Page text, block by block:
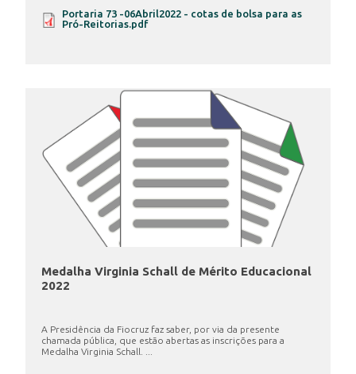
Portaria 73 -06Abril2022 - cotas de bolsa para as
Pró-Reitorias.pdf
Medalha Virginia Schall de Mérito Educacional
2022
A Presidência da Fiocruz faz saber, por via da presente
chamada pública, que estão abertas as inscrições para a
Medalha Virginia Schall. ...